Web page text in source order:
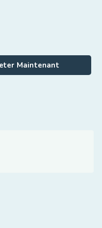
Maintenant